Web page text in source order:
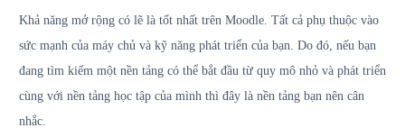
Khả năng mở rộng có lẽ là tốt nhất trên Moodle. Tất cả phụ thuộc vào
sức mạnh của máy chủ và kỹ năng phát triển của bạn. Do đó, nếu bạn
đang tìm kiếm một nền tảng có thể bắt đầu từ quy mô nhỏ và phát triển
cùng với nền tảng học tập của mình thì đây là nền tảng bạn nên cân
nhắc.